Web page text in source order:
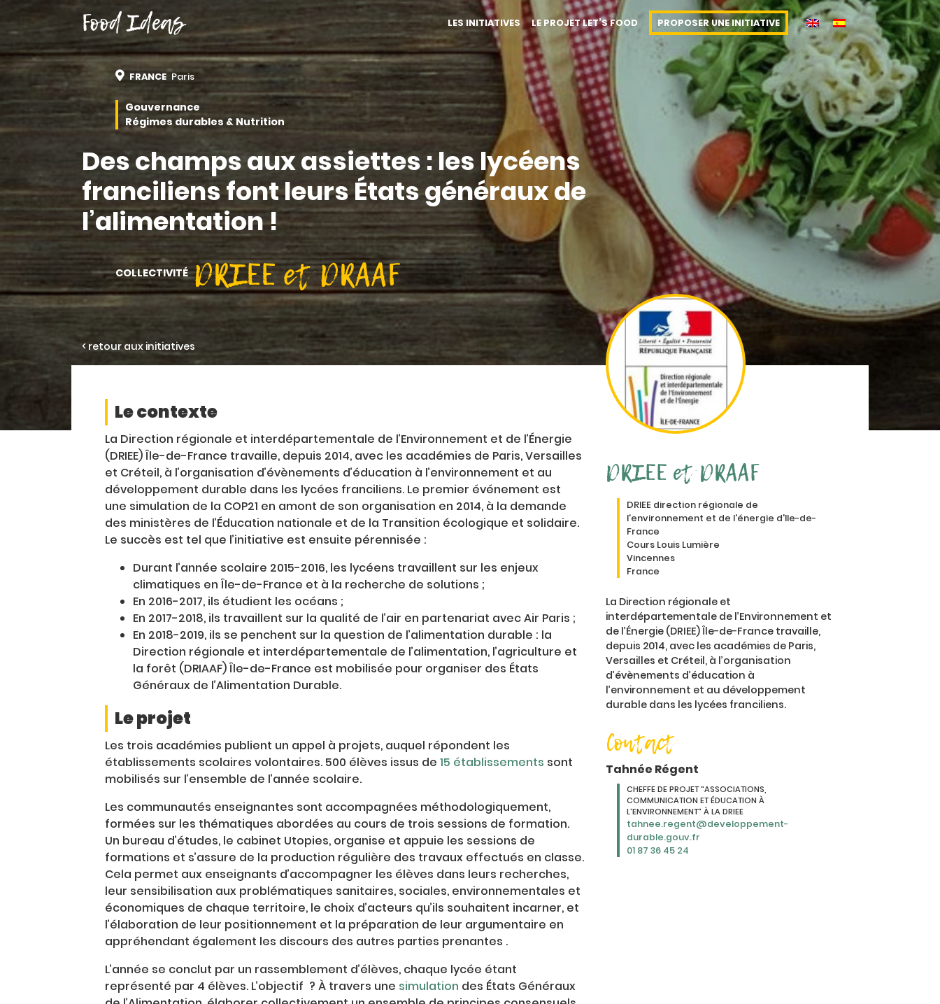
Food Ideas LES INITIATIVES LE PROJET LET’S FOOD PROPOSER UNE INITIATIVE
FRANCE Paris
Gouvernance
Régimes durables & Nutrition
Des champs aux assiettes : les lycéens
franciliens font leurs États généraux de
l’alimentation !
COLLECTIVITÉ DRIEE et DRAAF
< retour aux initiatives
Le contexte
La Direction régionale et interdépartementale de l’Environnement et de l’Énergie
(DRIEE) Île-de-France travaille, depuis 2014, avec les académies de Paris, Versailles
et Créteil, à l’organisation d’évènements d’éducation à l’environnement et au
développement durable dans les lycées franciliens. Le premier événement est
une simulation de la COP21 en amont de son organisation en 2014, à la demande
des ministères de l’Éducation nationale et de la Transition écologique et solidaire.
Le succès est tel que l’initiative est ensuite pérennisée :
Durant l’année scolaire 2015-2016, les lycéens travaillent sur les enjeux
climatiques en Île-de-France et à la recherche de solutions ;
En 2016-2017, ils étudient les océans ;
En 2017-2018, ils travaillent sur la qualité de l’air en partenariat avec Air Paris ;
En 2018-2019, ils se penchent sur la question de l’alimentation durable : la
Direction régionale et interdépartementale de l’alimentation, l’agriculture et
la forêt (DRIAAF) Île-de-France est mobilisée pour organiser des États
Généraux de l’Alimentation Durable.
Le projet
Les trois académies publient un appel à projets, auquel répondent les
établissements scolaires volontaires. 500 élèves issus de 15 établissements sont
mobilisés sur l’ensemble de l’année scolaire.
Les communautés enseignantes sont accompagnées méthodologiquement,
formées sur les thématiques abordées au cours de trois sessions de formation.
Un bureau d’études, le cabinet Utopies, organise et appuie les sessions de
formations et s’assure de la production régulière des travaux effectués en classe.
Cela permet aux enseignants d’accompagner les élèves dans leurs recherches,
leur sensibilisation aux problématiques sanitaires, sociales, environnementales et
économiques de chaque territoire, le choix d’acteurs qu’ils souhaitent incarner, et
l’élaboration de leur positionnement et la préparation de leur argumentaire en
appréhendant également les discours des autres parties prenantes .
L’année se conclut par un rassemblement d’élèves, chaque lycée étant
représenté par 4 élèves. L’objectif ? À travers une simulation des États Généraux
DRIEE et DRAAF
DRIEE direction régionale de
l'environnement et de l'énergie d'Ile-de-
France
Cours Louis Lumière
Vincennes
France
La Direction régionale et
interdépartementale de l’Environnement et
de l’Énergie (DRIEE) Île-de-France travaille,
depuis 2014, avec les académies de Paris,
Versailles et Créteil, à l’organisation
d’évènements d’éducation à
l’environnement et au développement
durable dans les lycées franciliens.
Contact
Tahnée Régent
CHEFFE DE PROJET "ASSOCIATIONS,
COMMUNICATION ET ÉDUCATION À
L'ENVIRONNEMENT" À LA DRIEE
tahnee.regent@developpement-
durable.gouv.fr
01 87 36 45 24